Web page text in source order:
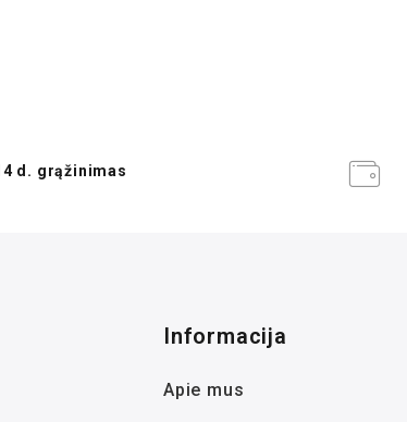
d. grąžinimas
Informacija
Apie mus